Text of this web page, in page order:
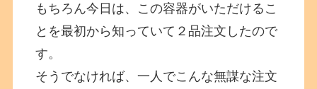
もちろん今日は、この容器がいただけるこ
とを最初から知っていて２品注文したので
す。
そうでなければ、一人でこんな無謀な注文